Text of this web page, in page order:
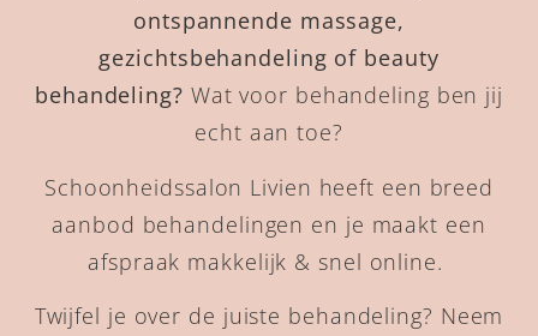
ontspannende massage,
gezichtsbehandeling of beauty
behandeling? Wat voor behandeling ben jij
echt aan toe?
Schoonheidssalon Livien heeft een breed
aanbod behandelingen en je maakt een
afspraak makkelijk & snel online.
Twijfel je over de juiste behandeling? Neem